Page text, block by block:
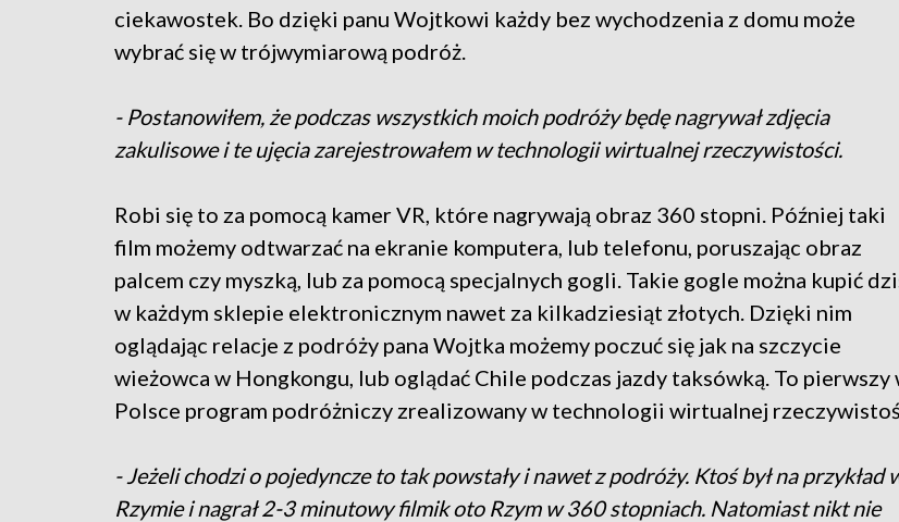
ciekawostek. Bo dzięki panu Wojtkowi każdy bez wychodzenia z domu może
wybrać się w trójwymiarową podróż.
- Postanowiłem, że podczas wszystkich moich podróży będę nagrywał zdjęcia
zakulisowe i te ujęcia zarejestrowałem w technologii wirtualnej rzeczywistości.
Robi się to za pomocą kamer VR, które nagrywają obraz 360 stopni. Później taki
film możemy odtwarzać na ekranie komputera, lub telefonu, poruszając obraz
palcem czy myszką, lub za pomocą specjalnych gogli. Takie gogle można kupić
w każdym sklepie elektronicznym nawet za kilkadziesiąt złotych. Dzięki nim
oglądając relacje z podróży pana Wojtka możemy poczuć się jak na szczycie
wieżowca w Hongkongu, lub oglądać Chile podczas jazdy taksówką. To pierwszy
Polsce program podróżniczy zrealizowany w technologii wirtualnej
- Jeżeli chodzi o pojedyncze to tak powstały i nawet z podróży. Ktoś był na przykład
Rzymie i nagrał 2-3 minutowy filmik oto Rzym w 360 stopniach. Natomiast nikt nie